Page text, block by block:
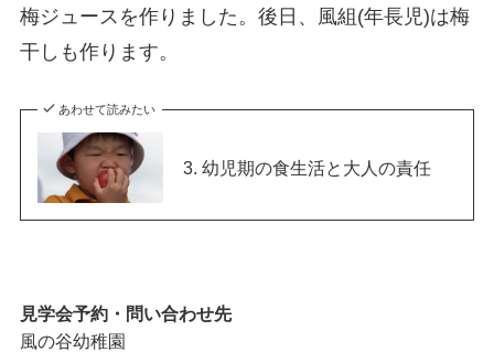
梅ジュースを作りました。後日、風組(年長児)は梅
干しも作ります。
あわせて読みたい
3. 幼児期の食生活と大人の責任
見学会予約・問い合わせ先
風の谷幼稚園